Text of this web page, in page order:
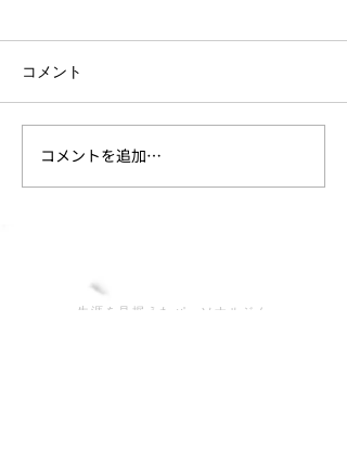
ダイエットを成功させる
ために必要なこと
コメント
コメントを追加…
​生涯を見据えたパーソナルジム